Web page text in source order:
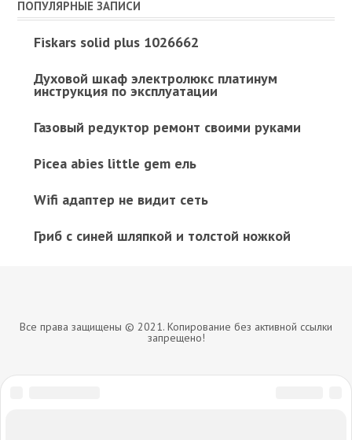
ПОПУЛЯРНЫЕ ЗАПИСИ
Fiskars solid plus 1026662
Духовой шкаф электролюкс платинум
инструкция по эксплуатации
Газовый редуктор ремонт своими руками
Picea abies little gem ель
Wifi адаптер не видит сеть
Гриб с синей шляпкой и толстой ножкой
Все права защищены © 2021. Копирование без активной ссылки
запрещено!